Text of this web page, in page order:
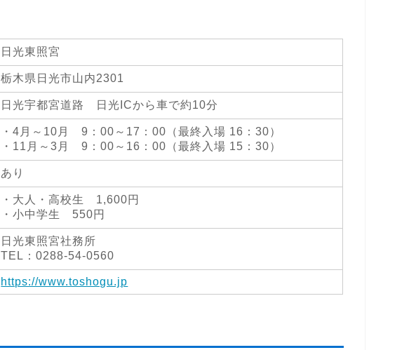
日光東照宮
栃木県日光市山内2301
日光宇都宮道路 日光ICから車で約10分
・4月～10月 9：00～17：00（最終入場 16：30）
・11月～3月 9：00～16：00（最終入場 15：30）
あり
・大人・高校生 1,600円
・小中学生 550円
日光東照宮社務所
TEL：0288-54-0560
https://www.toshogu.jp